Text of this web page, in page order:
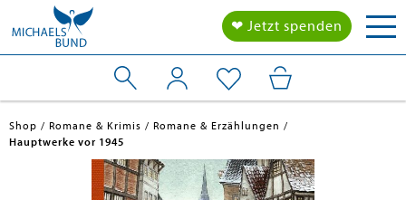
❤ Jetzt spenden
Shop Romane & Krimis
Romane & Erzählungen
Hauptwerke vor 1945